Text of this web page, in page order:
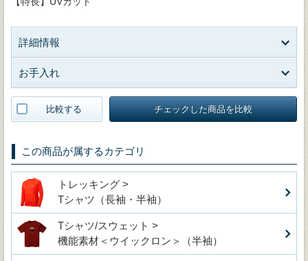
詳細情報
お手入れ
比較する チェックした商品を比較
この商品が属するカテゴリ
トレッキング >
Tシャツ（長袖・半袖）
Tシャツ/スウェット >
機能素材＜ウイックロン＞（半袖）